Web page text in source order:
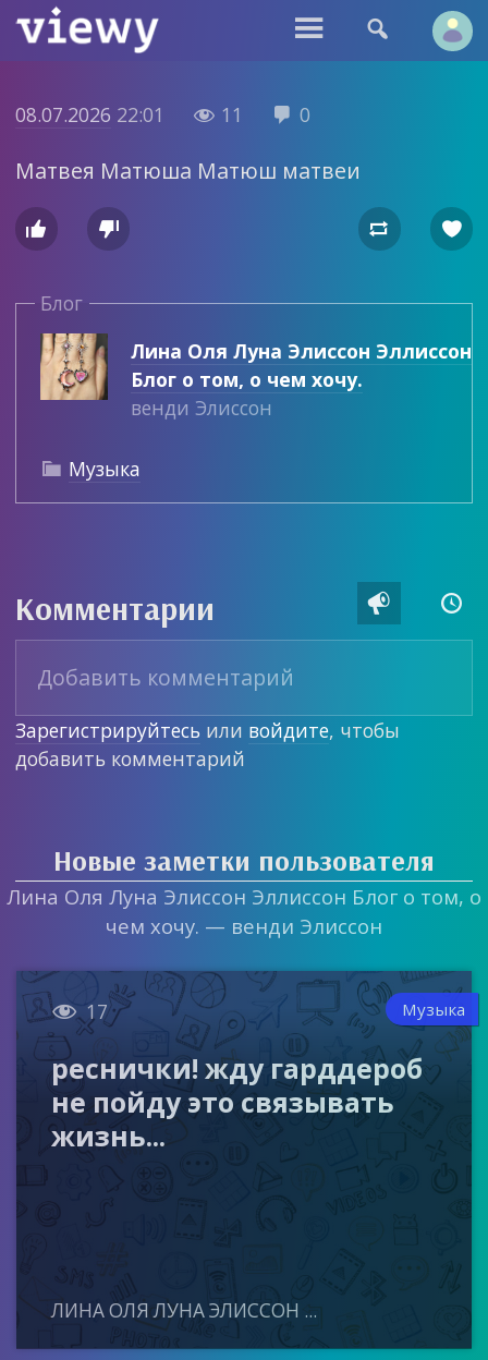
 
08.07.2026 22:01  11  0
Матвея Матюша Матюш матвеи
   
Блог
Лина Оля Луна Элиссон Эллиссон
Блог о том, о чем хочу.
венди Элиссон
 Музыка
Комментарии  
Зарегистрируйтесь или войдите, чтобы
добавить комментарий
Новые заметки пользователя
Лина Оля Луна Элиссон Эллиссон Блог о том, о
чем хочу. — венди Элиссон
 17 Музыка
реснички! жду гарддероб
не пойду это связывать
жизнь...
ЛИНА ОЛЯ ЛУНА ЭЛИССОН ...